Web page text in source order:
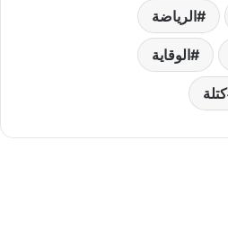
الرياضة
الوقاية
كتلة